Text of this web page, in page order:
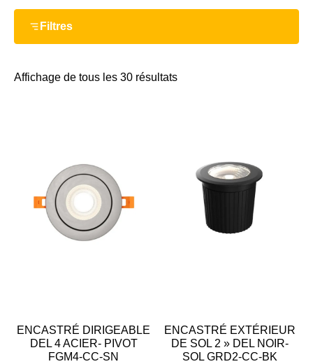
Filtres
Affichage de tous les 30 résultats
ENCASTRÉ DIRIGEABLE
DEL 4 ACIER- PIVOT
FGM4-CC-SN
ENCASTRÉ EXTÉRIEUR
DE SOL 2 » DEL NOIR-
SOL GRD2-CC-BK